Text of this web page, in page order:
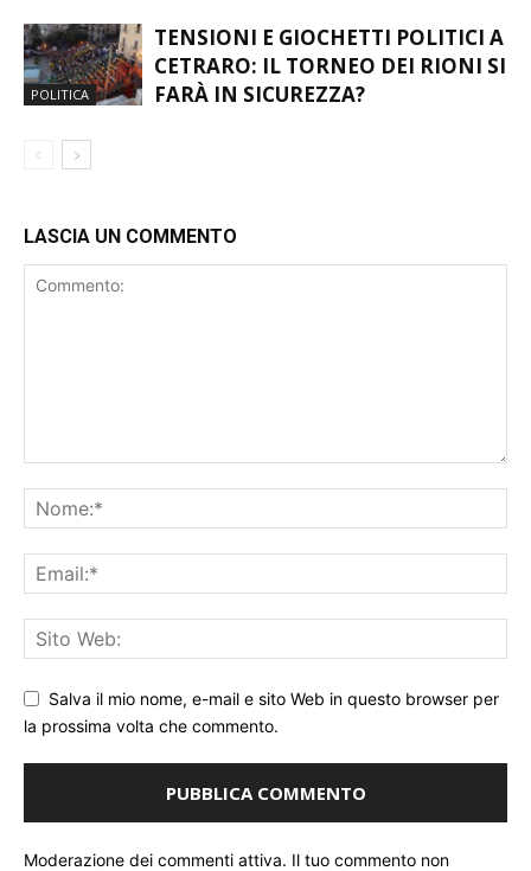
POLITICA
TENSIONI E GIOCHETTI POLITICI A
CETRARO: IL TORNEO DEI RIONI SI
FARÀ IN SICUREZZA?
LASCIA UN COMMENTO
Salva il mio nome, e-mail e sito Web in questo browser per
la prossima volta che commento.
Moderazione dei commenti attiva. Il tuo commento non